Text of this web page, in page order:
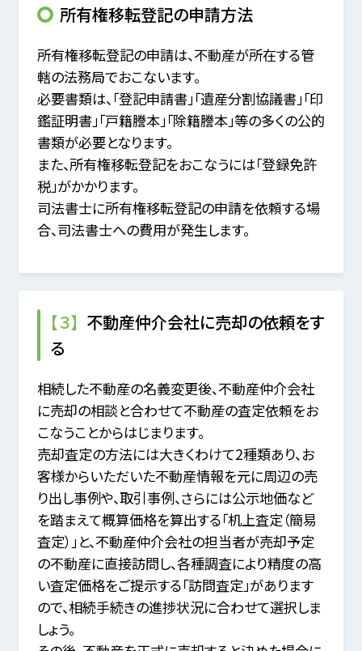
所有権移転登記の申請方法
所有権移転登記の申請は、不動産が所在する管
轄の法務局でおこないます。
必要書類は、「登記申請書」「遺産分割協議書」「印
鑑証明書」「戸籍謄本」「除籍謄本」等の多くの公的
書類が必要となります。
また、所有権移転登記をおこなうには「登録免許
税」がかかります。
司法書士に所有権移転登記の申請を依頼する場
合、司法書士への費用が発生します。
【３】 不動産仲介会社に売却の依頼をす
る
相続した不動産の名義変更後、不動産仲介会社
に売却の相談と合わせて不動産の査定依頼をお
こなうことからはじまります。
売却査定の方法には大きくわけて2種類あり、お
客様からいただいた不動産情報を元に周辺の売
り出し事例や、取引事例、さらには公示地価など
を踏まえて概算価格を算出する「机上査定（簡易
査定）」と、不動産仲介会社の担当者が売却予定
の不動産に直接訪問し、各種調査により精度の高
い査定価格をご提示する「訪問査定」があります
ので、相続手続きの進捗状況に合わせて選択しま
しょう。